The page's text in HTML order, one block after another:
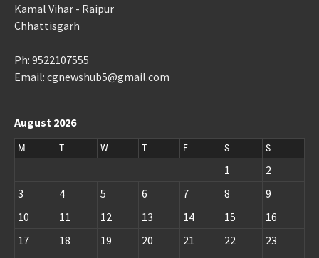
Kamal Vihar - Raipur
Chhattisgarh
Ph: 9522107555
Email: cgnewshub5@gmail.com
August 2026
M T W T F S S
1
2
3
4 5 6 7 8
9
10
11 12 13 14 15
16
17
18 19 20 21 22
23